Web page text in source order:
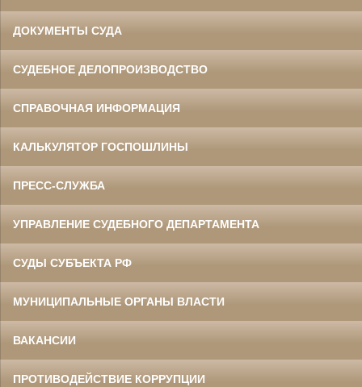
ДОКУМЕНТЫ СУДА
СУДЕБНОЕ ДЕЛОПРОИЗВОДСТВО
СПРАВОЧНАЯ ИНФОРМАЦИЯ
КАЛЬКУЛЯТОР ГОСПОШЛИНЫ
ПРЕСС-СЛУЖБА
УПРАВЛЕНИЕ СУДЕБНОГО ДЕПАРТАМЕНТА
СУДЫ СУБЪЕКТА РФ
МУНИЦИПАЛЬНЫЕ ОРГАНЫ ВЛАСТИ
ВАКАНСИИ
ПРОТИВОДЕЙСТВИЕ КОРРУПЦИИ